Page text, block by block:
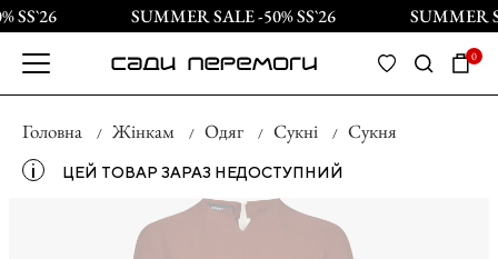
SS`26 SUMMER SALE -50% SS`26 SUMMER
0
Головна Жінкам Одяг Сукні Сукня
і ЦЕЙ ТОВАР ЗАРАЗ НЕДОСТУПНИЙ